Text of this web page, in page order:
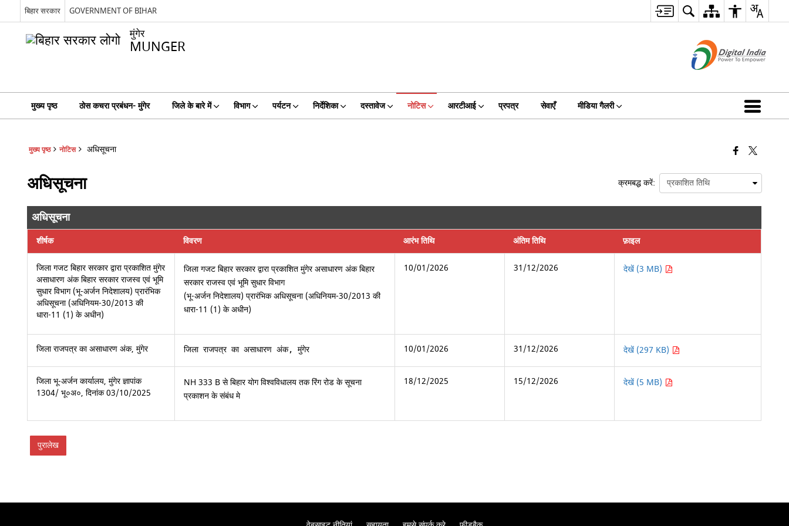
बिहार सरकार GOVERNMENT OF BIHAR
मुंगेर
MUNGER
मुख्य पृष्ठ ठोस कचरा प्रबंधन- मुंगेर जिले के बारे में विभाग पर्यटन निर्देशिका दस्तावेज नोटिस आरटीआई प्रपत्र सेवाएँ मीडिया गैलरी
मुख्य पृष्ठ नोटिस अधिसूचना
अधिसूचना क्रमबद्ध करें:
अधिसूचना
शीर्षक विवरण आरंभ तिथि अंतिम तिथि फ़ाइल
जिला गजट बिहार सरकार द्वारा प्रकाशित मुंगेर
असाधारण अंक बिहार सरकार राजस्व एवं भूमि
सुधार विभाग (भू-अर्जन निदेशालय) प्रारंभिक
अधिसूचना (अधिनियम-30/2013 की
धारा-11 (1) के अधीन)
जिला गजट बिहार सरकार द्वारा प्रकाशित मुंगेर असाधारण अंक बिहार
सरकार राजस्व एवं भूमि सुधार विभाग
(भू-अर्जन निदेशालय) प्रारंभिक अधिसूचना (अधिनियम-30/2013 की
धारा-11 (1) के अधीन)
10/01/2026 31/12/2026 देखें (3 MB)
जिला राजपत्र का असाधारण अंक, मुंगेर जिला राजपत्र का असाधारण अंक, मुंगेर 10/01/2026 31/12/2026 देखें (297 KB)
जिला भू-अर्जन कार्यालय, मुंगेर ज्ञापांक
1304/ भू०अ०, दिनांक 03/10/2025
NH 333 B से बिहार योग विश्वविधालय तक रिंग रोड के सूचना
प्रकाशन के संबंध मे
18/12/2025 15/12/2026 देखें (5 MB)
पुरालेख